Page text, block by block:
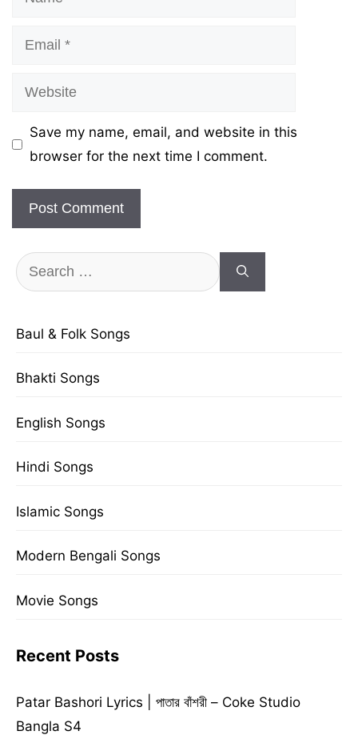
Email
Website
Save my name, email, and website in this
browser for the next time I comment.
Search
for:
Baul & Folk Songs
Bhakti Songs
English Songs
Hindi Songs
Islamic Songs
Modern Bengali Songs
Movie Songs
Recent Posts
Patar Bashori Lyrics | পাতার বাঁশরী – Coke Studio
Bangla S4